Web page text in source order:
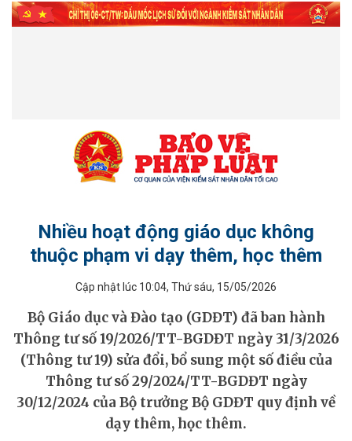
Nhiều hoạt động giáo dục không
thuộc phạm vi dạy thêm, học thêm
Cập nhật lúc 10:04, Thứ sáu, 15/05/2026
ĐỒ HỌA - INFOGRAPHIC
Bộ Giáo dục và Đào tạo (GDĐT) đã ban hành
Thông tư số 19/2026/TT-BGDĐT ngày 31/3/2026
(Thông tư 19) sửa đổi, bổ sung một số điều của
Thông tư số 29/2024/TT-BGDĐT ngày
30/12/2024 của Bộ trưởng Bộ GDĐT quy định về
dạy thêm, học thêm.